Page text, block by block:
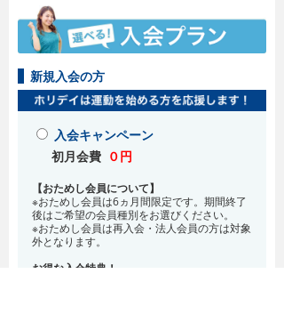
新規入会の方
入会キャンペーン
初月会費 ０円
【おためし会員について】
※おためし会員は6ヵ月間限定です。期間終了
後はご希望の会員種別をお選びください。
※おためし会員は再入会・法人会員の方は対象
外となります。
お得な入会特典！